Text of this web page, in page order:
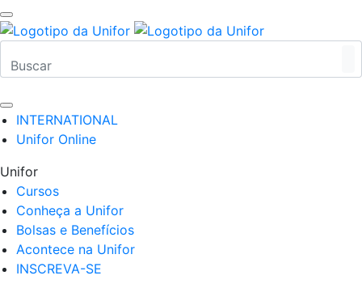
INTERNATIONAL
Unifor Online
Unifor
Cursos
Conheça a Unifor
Bolsas e Benefícios
Acontece na Unifor
INSCREVA-SE